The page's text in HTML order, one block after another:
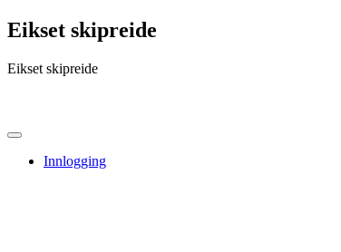
Eikset skipreide
Eikset skipreide
Innlogging